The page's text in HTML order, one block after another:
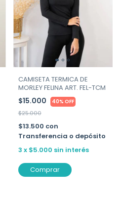
CAMISETA TERMICA DE
MORLEY FELINA ART. FEL-TCM
$15.000 40% OFF
$25.000
$13.500 con
Transferencia o depósito
3 x $5.000 sin interés
Comprar